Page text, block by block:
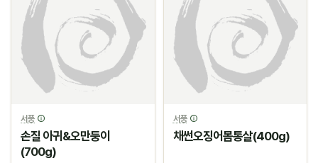
서풍
손질 아귀&오만둥이
(700g)
서풍
채썬오징어몸통살(400g)